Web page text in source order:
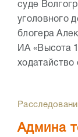
суде
уголовного
блогера
ИА «Высота
ходатайство
Админа